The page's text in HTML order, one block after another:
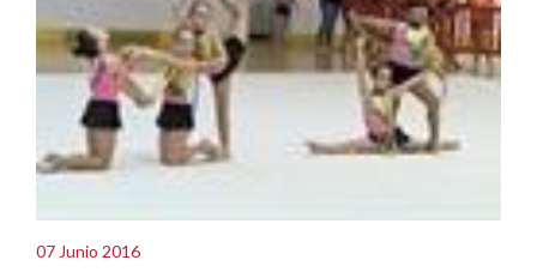
07 Junio 2016